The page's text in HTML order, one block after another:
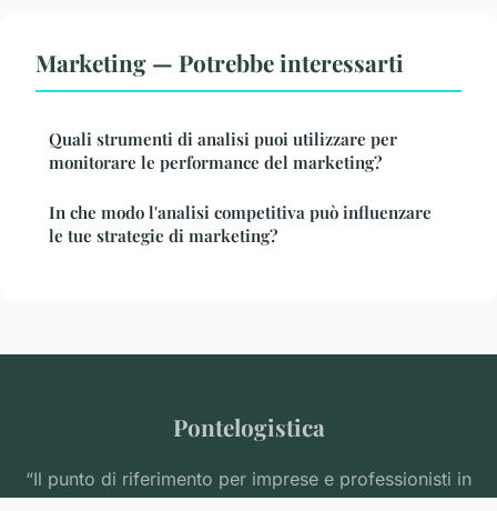
Marketing — Potrebbe interessarti
Quali strumenti di analisi puoi utilizzare per
monitorare le performance del marketing?
In che modo l'analisi competitiva può influenzare
le tue strategie di marketing?
Pontelogistica
“Il punto di riferimento per imprese e professionisti in